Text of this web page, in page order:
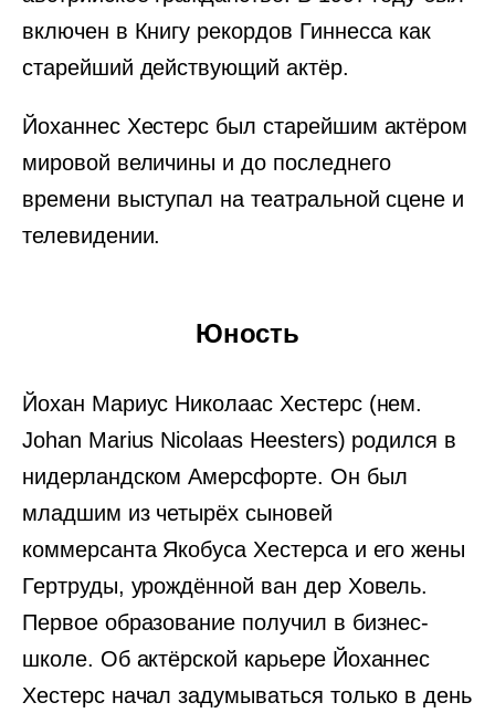
включен в Книгу рекордов Гиннесса как
старейший действующий актёр.
Йоханнес Хестерс был старейшим актёром
мировой величины и до последнего
времени выступал на театральной сцене и
телевидении.
Юность
Йохан Мариус Николаас Хестерс (нем.
Johan Marius Nicolaas Heesters) родился в
нидерландском Амерсфорте. Он был
младшим из четырёх сыновей
коммерсанта Якобуса Хестерса и его жены
Гертруды, урождённой ван дер Ховель.
Первое образование получил в бизнес-
школе. Об актёрской карьере Йоханнес
Хестерс начал задумываться только в день